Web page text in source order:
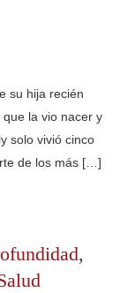
su hija recién
la vio nacer y
solo vivió cinco
de los más […]
,